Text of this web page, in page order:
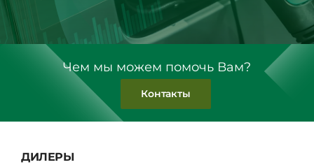
Чем мы можем помочь Вам?
Контакты
ДИЛЕРЫ